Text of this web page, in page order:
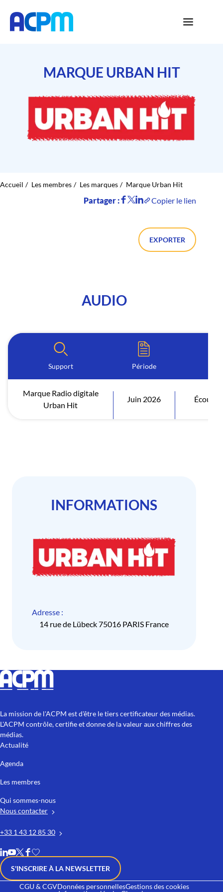
MARQUE URBAN HIT
Accueil Les membres Les marques Marque Urban Hit
Partager : Copier le lien
EXPORTER
AUDIO
Support Période
Marque Radio digitale
Urban Hit
Juin 2026
INFORMATIONS
Adresse :
14 rue de Lübeck 75016 PARIS France
La mission de l'ACPM est d'être le tiers certificateur des médias.
L'ACPM contrôle, certifie et donne de la valeur aux chiffres des
médias.
Actualité
Agenda
Les membres
Qui sommes-nous
Nous contacter
+33 1 43 12 85 30
S'INSCRIRE À LA NEWSLETTER
CGU & CGVDonnées personnellesGestions des cookies